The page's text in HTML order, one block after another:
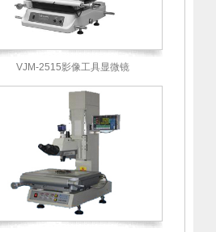
VJM-2515影像工具显微镜